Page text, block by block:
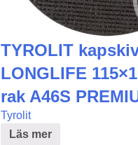
TYROLIT
LONGLIFE
rak A46S
Tyrolit
Läs mer